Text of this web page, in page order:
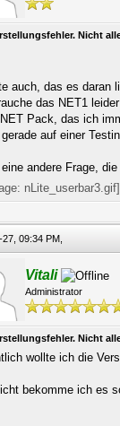
Nicht
auch, das es daran
das NET1
Pack, das ich
gerade auf einer
eine andere Frage,
09:34 PM,
Vitali
Administrator
Nicht
wollte ich die
bekomme ich es